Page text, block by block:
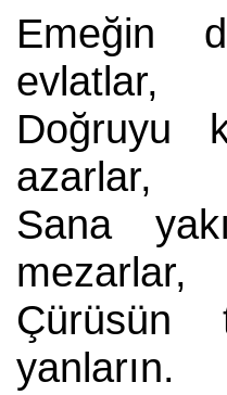
Emeğin
evlatlar,
Doğruyu
azarlar,
Sana
mezarlar,
Çürüsün
yanların.